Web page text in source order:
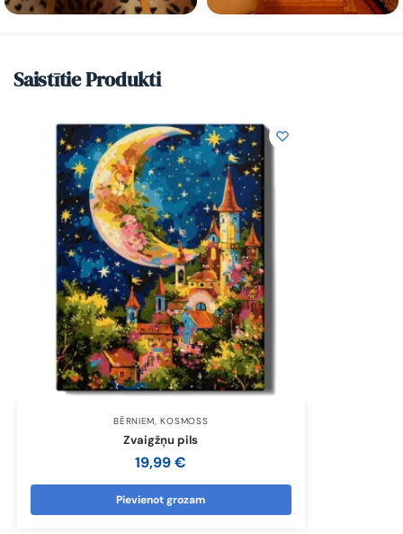
Saistītie Produkti
BĒRNIEM,KOSMOSS
Zvaigžņu pils
19,99€
Pievienot grozam